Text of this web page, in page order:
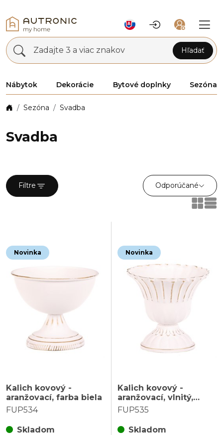
Zadajte 3 a viac znakov Hľadať
Nábytok Dekorácie Bytové doplnky Sezóna
Sezóna Svadba
Svadba
Filtre Odporúčané
Novinka
Kalich kovový -
aranžovací, farba biela
FUP534
Skladom
Novinka
Kalich kovový -
aranžovací, vlnitý,
farba biela
FUP535
Skladom